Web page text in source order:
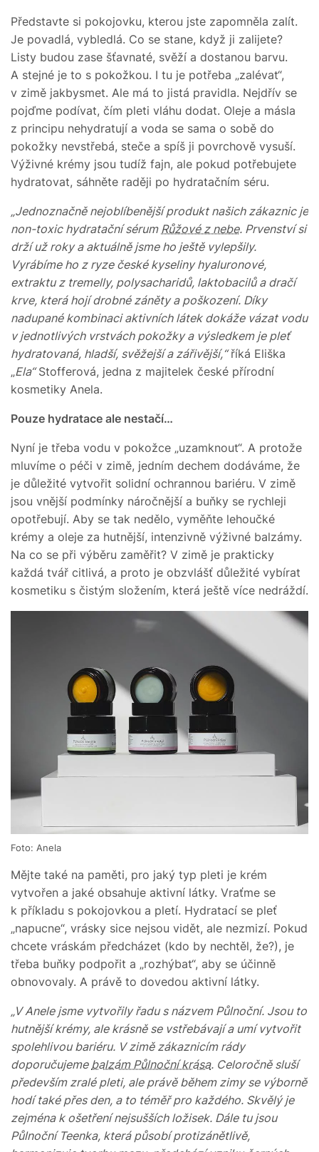
Představte si pokojovku, kterou jste zapomněla zalít.
Je povadlá, vybledlá. Co se stane, když ji zalijete?
Listy budou zase šťavnaté, svěží a dostanou barvu.
A stejné je to s pokožkou. I tu je potřeba „zalévat“,
v zimě jakbysmet. Ale má to jistá pravidla. Nejdřív se
pojďme podívat, čím pleti vláhu dodat. Oleje a másla
z principu nehydratují a voda se sama o sobě do
pokožky nevstřebá, steče a spíš ji povrchově vysuší.
Výživné krémy jsou tudíž fajn, ale pokud potřebujete
hydratovat, sáhněte raději po hydratačním séru.
„Jednoznačně nejoblíbenější produkt našich zákaznic je
non-toxic hydratační sérum Růžové z nebe. Prvenství si
drží už roky a aktuálně jsme ho ještě vylepšily.
Vyrábíme ho z ryze české kyseliny hyaluronové,
extraktu z tremelly, polysacharidů, laktobacilů a dračí
krve, která hojí drobné záněty a poškození. Díky
nadupané kombinaci aktivních látek dokáže vázat vodu
v jednotlivých vrstvách pokožky a výsledkem je pleť
hydratovaná, hladší, svěžejší a zářivější,“říká Eliška
„Ela“Stofferová, jedna z majitelek české přírodní
kosmetiky Anela.
Pouze hydratace ale nestačí…
Nyní je třeba vodu v pokožce „uzamknout“. A protože
mluvíme o péči v zimě, jedním dechem dodáváme, že
je důležité vytvořit solidní ochrannou bariéru. V zimě
jsou vnější podmínky náročnější a buňky se rychleji
opotřebují. Aby se tak nedělo, vyměňte lehoučké
krémy a oleje za hutnější, intenzivně výživné balzámy.
Na co se při výběru zaměřit? V zimě je prakticky
každá tvář citlivá, a proto je obzvlášť důležité vybírat
kosmetiku s čistým složením, která ještě více nedráždí.
Foto: Anela
Mějte také na paměti, pro jaký typ pleti je krém
vytvořen a jaké obsahuje aktivní látky. Vraťme se
k příkladu s pokojovkou a pletí. Hydratací se pleť
„napucne“, vrásky sice nejsou vidět, ale nezmizí. Pokud
chcete vráskám předcházet (kdo by nechtěl, že?), je
třeba buňky podpořit a „rozhýbat“, aby se účinně
obnovovaly. A právě to dovedou aktivní látky.
„V Anele jsme vytvořily řadu s názvem Půlnoční. Jsou to
hutnější krémy, ale krásně se vstřebávají a umí vytvořit
spolehlivou bariéru. V zimě zákaznicím rády
doporučujeme balzám Půlnoční krása. Celoročně sluší
především zralé pleti, ale právě během zimy se výborně
hodí také přes den, a to téměř pro každého. Skvělý je
zejména k ošetření nejsušších ložisek. Dále tu jsou
Půlnoční Teenka, která působí protizánětlivě,